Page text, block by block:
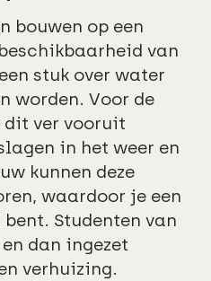
bouwen op een
van
stuk over water
worden. Voor de
dit ver vooruit
in het weer en
kunnen deze
waardoor je een
Studenten van
dan ingezet
verhuizing.